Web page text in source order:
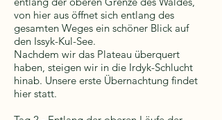
von hier aus öffnet sich entlang des
gesamten Weges ein schöner Blick auf
den Issyk-Kul-See.
Nachdem wir das Plateau überquert
haben, steigen wir in die Irdyk-Schlucht
hinab. Unsere erste Übernachtung findet
hier statt.